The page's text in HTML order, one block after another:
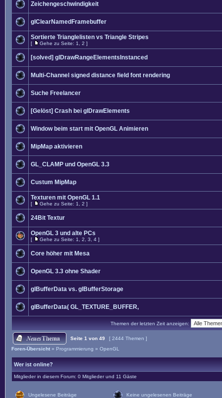
Zeichengeschwindigkeit
glClearNamedFramebuffer
Sortierte Trianglelisten vs Triangle Stripes
[ Gehe zu Seite: 1 2 ]
[solved] glDrawRangeElementsInstanced
Multi-Channel signed distance field font rendering
Suche Freelancer
[Gelöst] Crash bei glDrawElements
Window beim start mit OpenGL Animieren
MipMap aktivieren
GL_CLAMP und OpenGL 3.3
Custum MipMap
Texturen mit OpenGL 1.1
[ Gehe zu Seite: 1 2 ]
24Bit Textur
OpenGL 3 und alte PCs
[ Gehe zu Seite: 1 2 3 4 ]
Core höher mit Mesa
OpenGL 3.3 ohne Shader
glBufferData vs. glBufferStorage
glBufferData( GL_TEXTURE_BUFFER,
Themen der letzten Zeit anzeigen:
Seite 1 von 49
[ 2444 Themen ]
Foren-Übersicht » Programmierung » OpenGL
Wer ist online?
Mitglieder in diesem Forum: 0 Mitglieder und 11 Gäste
Ungelesene Beiträge Keine ungelesenen Beiträge